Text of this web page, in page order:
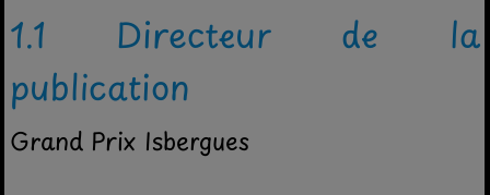
1.1 Directeur de la
publication
Grand Prix Isbergues